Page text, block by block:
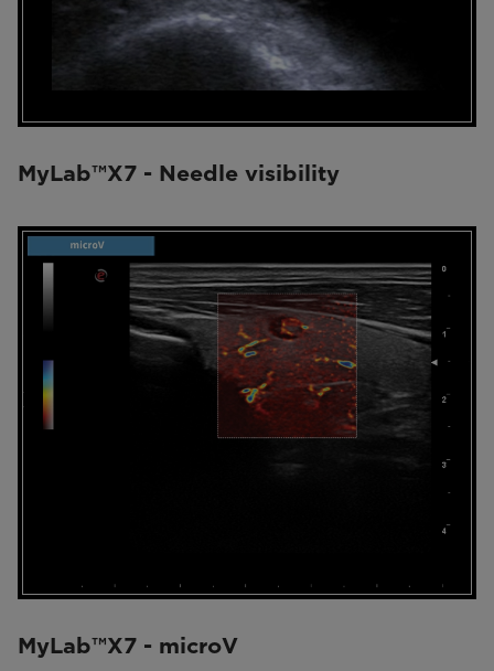
MyLab™X7 - Needle visibility
MyLab™X7 - microV